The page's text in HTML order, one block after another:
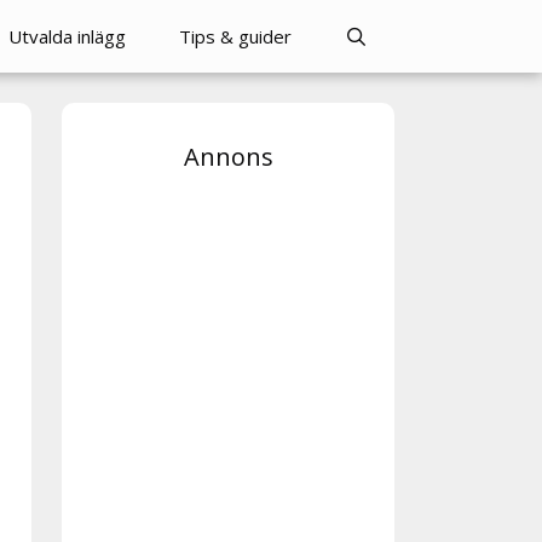
Utvalda inlägg Tips & guider
Annons